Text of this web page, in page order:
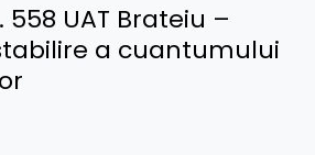
558 UAT Brateiu –
a cuantumului